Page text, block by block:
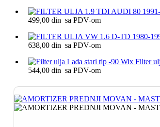
499,00 din sa PDV-om
638,00 din sa PDV-om
Filter
544,00 din sa PDV-om